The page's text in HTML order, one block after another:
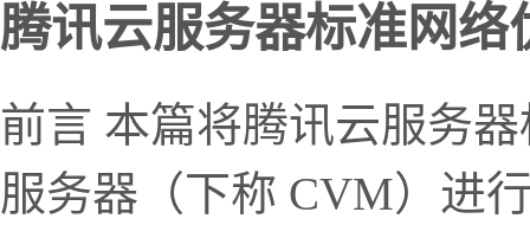
腾讯云服务器标准网络
前言 本篇将腾讯云服务
服务器（下称 CVM）进